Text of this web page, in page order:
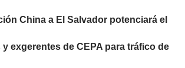
China a El Salvador potenciará el
exgerentes de CEPA para tráfico de